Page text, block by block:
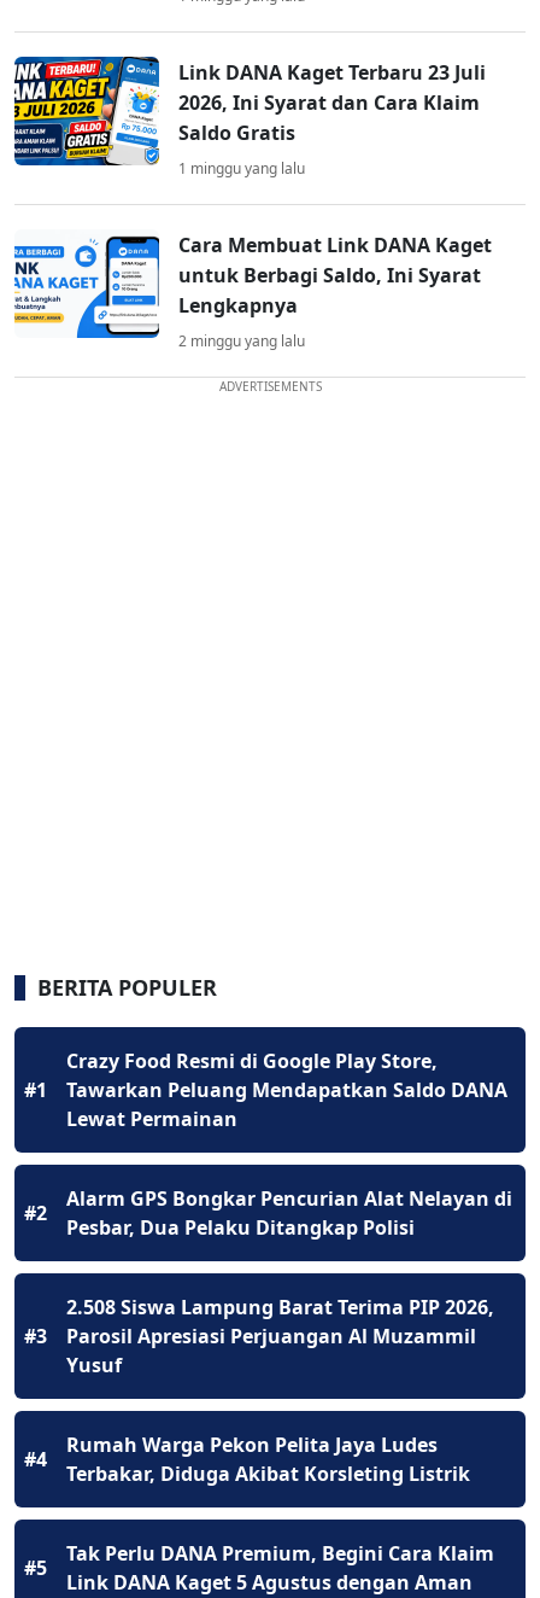
Link DANA Kaget Terbaru 23 Juli
2026, Ini Syarat dan Cara Klaim
Saldo Gratis
1 minggu yang lalu
Cara Membuat Link DANA Kaget
untuk Berbagi Saldo, Ini Syarat
Lengkapnya
2 minggu yang lalu
ADVERTISEMENTS
BERITA POPULER
#1
Crazy Food Resmi di Google Play Store,
Tawarkan Peluang Mendapatkan Saldo DANA
Lewat Permainan
#2
Alarm GPS Bongkar Pencurian Alat Nelayan di
Pesbar, Dua Pelaku Ditangkap Polisi
#3
2.508 Siswa Lampung Barat Terima PIP 2026,
Parosil Apresiasi Perjuangan Al Muzammil
Yusuf
#4
Rumah Warga Pekon Pelita Jaya Ludes
Terbakar, Diduga Akibat Korsleting Listrik
#5
Tak Perlu DANA Premium, Begini Cara Klaim
Link DANA Kaget 5 Agustus dengan Aman